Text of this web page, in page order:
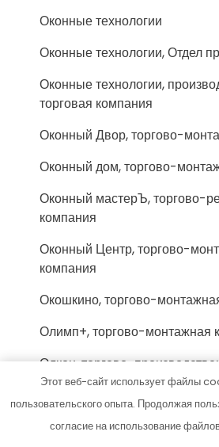
Оконные технологии
Оконные технологии, Отдел
Оконные технологии,
торговая компания
Оконный Двор, торгово-
Оконный дом, торгово-
Оконный мастерЪ, торгово-
компания
Оконный Центр, торгово-
компания
Окошкино, торгово-
Олимп+, торгово-монтажная
Олкон, торгово-
Офис, Строительная компания
Перспектива, торгово-
Этот веб-сайт использует файлы
пользовательского опыта. Продолжая
согласие на использование